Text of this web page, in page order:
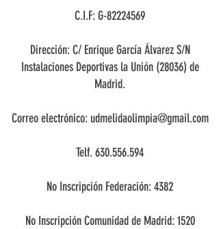
C.I.F: G-82224569
Dirección: C/ Enrique García Álvarez S/N
Instalaciones Deportivas la Unión (28036) de
Madrid.
Correo electrónico: udmelidaolimpia@gmail.com
Telf. 630.556.594
No Inscripción Federación: 4382
No Inscripción Comunidad de Madrid: 1520